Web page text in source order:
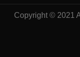
Copyright © 2021